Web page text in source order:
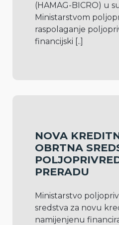
(HAMAG-BICRO) u
Ministarstvom
raspolaganje
financijski [..]
NOVA
OBRTNA
PRERADU
Ministarstvo
sredstva za novu
namijenjenu